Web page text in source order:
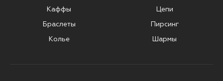
Каффы
Браслеты
Колье
Цепи
Пирсинг
Шармы